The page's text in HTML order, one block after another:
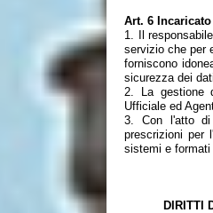
Art. 6
1. Il
servizio che per
forniscono
sicurezza dei
2. La gestione
Ufficiale ed
3. Con l'atto
prescrizioni per
sistemi e
DIRITTI